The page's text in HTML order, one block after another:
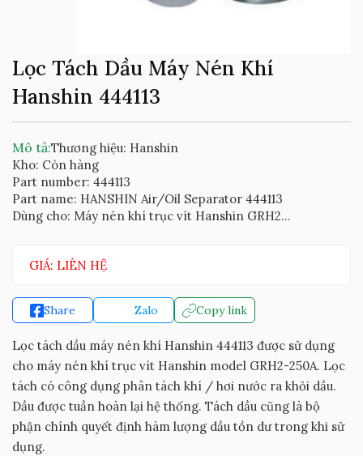
Lọc Tách Dầu Máy Nén Khí
Hanshin 444113
Mô tả:Thương hiệu: Hanshin
Kho: Còn hàng
Part number: 444113
Part name: HANSHIN Air/Oil Separator 444113
Dùng cho: Máy nén khí trục vít Hanshin GRH2...
GIÁ: LIÊN HỆ
Share Zalo Copy link
Lọc tách dầu máy nén khí Hanshin 444113 được sử dụng
cho máy nén khí trục vít Hanshin model GRH2-250A. Lọc
tách có công dụng phân tách khí / hơi nước ra khỏi dầu.
Dầu được tuần hoàn lại hệ thống. Tách dầu cũng là bộ
phận chính quyết định hàm lượng dầu tồn dư trong khi sử
dụng.